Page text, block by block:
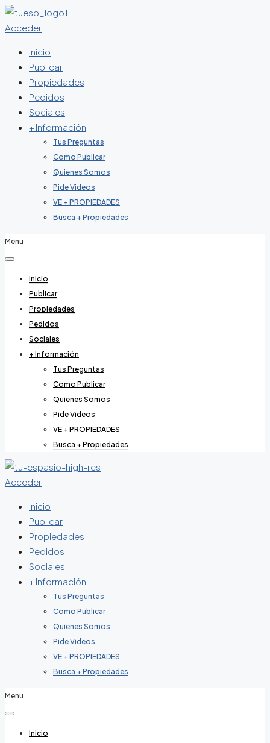
Acceder
Inicio
Publicar
Propiedades
Pedidos
Sociales
+ Información
Tus Preguntas
Como Publicar
Quienes Somos
Pide Videos
VE + PROPIEDADES
Busca + Propiedades
Menu
Inicio
Publicar
Propiedades
Pedidos
Sociales
+ Información
Tus Preguntas
Como Publicar
Quienes Somos
Pide Videos
VE + PROPIEDADES
Busca + Propiedades
Acceder
Inicio
Publicar
Propiedades
Pedidos
Sociales
+ Información
Tus Preguntas
Como Publicar
Quienes Somos
Pide Videos
VE + PROPIEDADES
Busca + Propiedades
Menu
Inicio